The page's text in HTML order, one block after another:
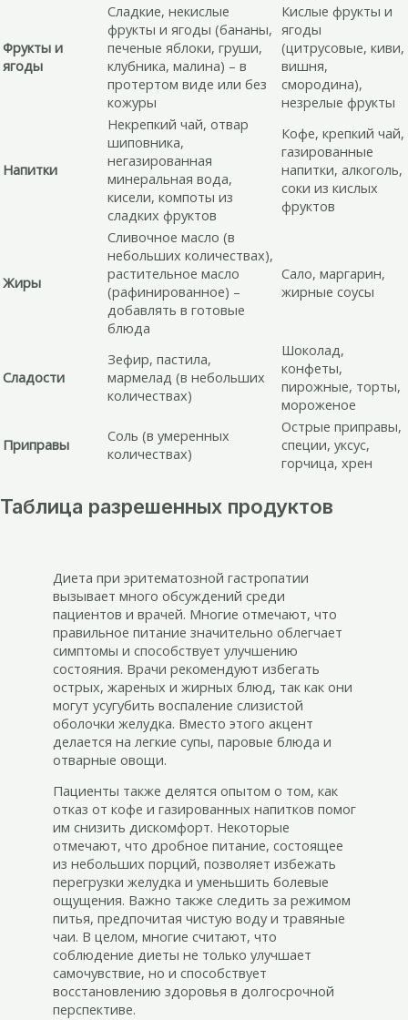
Фрукты и
ягоды
Сладкие, некислые
фрукты и ягоды (бананы,
печеные яблоки, груши,
клубника, малина) – в
протертом виде или без
кожуры
Кислые фрукты и
ягоды
(цитрусовые, киви,
вишня,
смородина),
незрелые фрукты
Напитки
Некрепкий чай, отвар
шиповника,
негазированная
минеральная вода,
кисели, компоты из
сладких фруктов
Кофе, крепкий чай,
газированные
напитки, алкоголь,
соки из кислых
фруктов
Жиры
Сливочное масло (в
небольших количествах),
растительное масло
(рафинированное) –
добавлять в готовые
блюда
Сало, маргарин,
жирные соусы
Сладости
Зефир, пастила,
мармелад (в небольших
количествах)
Шоколад,
конфеты,
пирожные, торты,
мороженое
Приправы
Соль (в умеренных
количествах)
Острые приправы,
специи, уксус,
горчица, хрен
Таблица разрешенных продуктов
Диета при эритематозной гастропатии
вызывает много обсуждений среди
пациентов и врачей. Многие отмечают, что
правильное питание значительно облегчает
симптомы и способствует улучшению
состояния. Врачи рекомендуют избегать
острых, жареных и жирных блюд, так как они
могут усугубить воспаление слизистой
оболочки желудка. Вместо этого акцент
делается на легкие супы, паровые блюда и
отварные овощи.
Пациенты также делятся опытом о том, как
отказ от кофе и газированных напитков помог
им снизить дискомфорт. Некоторые
отмечают, что дробное питание, состоящее
из небольших порций, позволяет избежать
перегрузки желудка и уменьшить болевые
ощущения. Важно также следить за режимом
питья, предпочитая чистую воду и травяные
чаи. В целом, многие считают, что
соблюдение диеты не только улучшает
самочувствие, но и способствует
восстановлению здоровья в долгосрочной
перспективе.